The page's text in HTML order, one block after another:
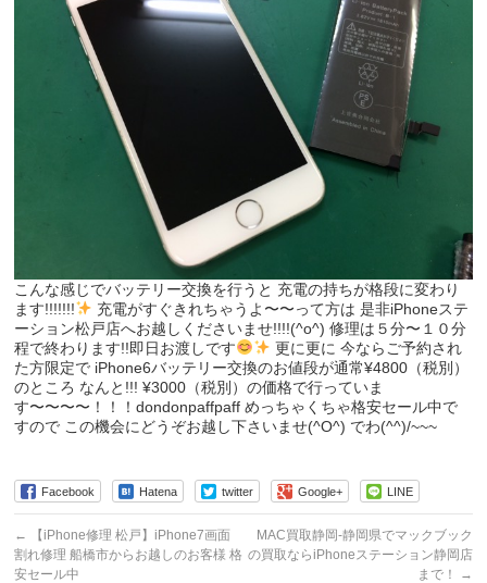
こんな感じでバッテリー交換を行うと 充電の持ちが格段に変わり
ます!!!!!!!
充電がすぐきれちゃうよ〜〜って方は 是非iPhoneステ
ーション松戸店へお越しくださいませ!!!!(^o^) 修理は５分〜１０分
程で終わります!!即日お渡しです
更に更に 今ならご予約され
た方限定で iPhone6バッテリー交換のお値段が通常¥4800（税別）
のところ なんと!!! ¥3000（税別）の価格で行っていま
す〜〜〜〜！！！dondonpaffpaff めっちゃくちゃ格安セール中で
すので この機会にどうぞお越し下さいませ(^O^) でわ(^^)/~~~
Facebook Hatena twitter Google+ LINE
←
【iPhone修理 松戸】iPhone7画面
割れ修理 船橋市からお越しのお客様 格
安セール中
MAC買取静岡-静岡県でマックブック
の買取ならiPhoneステーション静岡店
まで！
→